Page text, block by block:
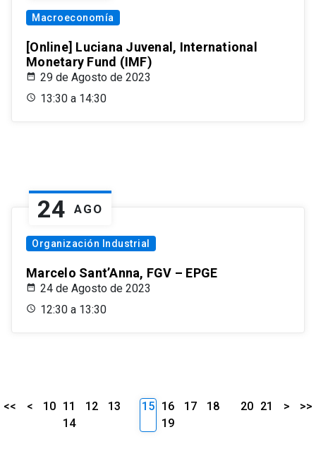
Macroeconomía
[Online] Luciana Juvenal, International
Monetary Fund (IMF)
29 de Agosto de 2023
13:30 a 14:30
24 AGO
Organización Industrial
Marcelo Sant’Anna, FGV – EPGE
24 de Agosto de 2023
12:30 a 13:30
<< < 10 11 12
13
14
15 16 17
18
19
20 21 > >>